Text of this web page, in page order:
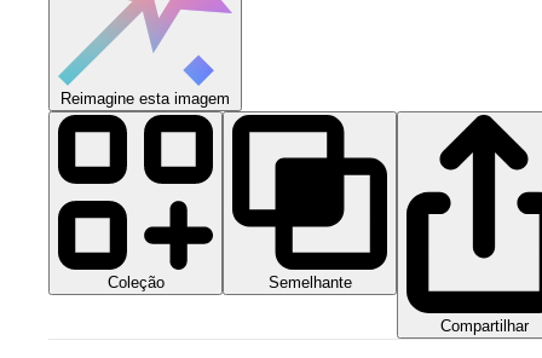
Reimagine esta imagem
Coleção Semelhante
Compartilhar